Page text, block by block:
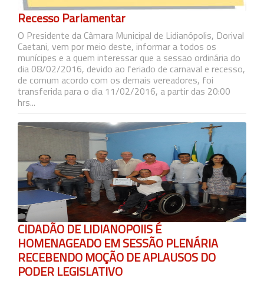
Recesso Parlamentar
O Presidente da Câmara Municipal de Lidianópolis, Dorival
Caetani, vem por meio deste, informar a todos os
munícipes e a quem interessar que a sessao ordinária do
dia 08/02/2016, devido ao feriado de carnaval e recesso,
de comum acordo com os demais vereadores, foi
transferida para o dia 11/02/2016, a partir das 20:00
hrs...
CIDADÃO DE LIDIANOPOlIS É
HOMENAGEADO EM SESSÃO PLENÁRIA
RECEBENDO MOÇÃO DE APLAUSOS DO
PODER LEGISLATIVO